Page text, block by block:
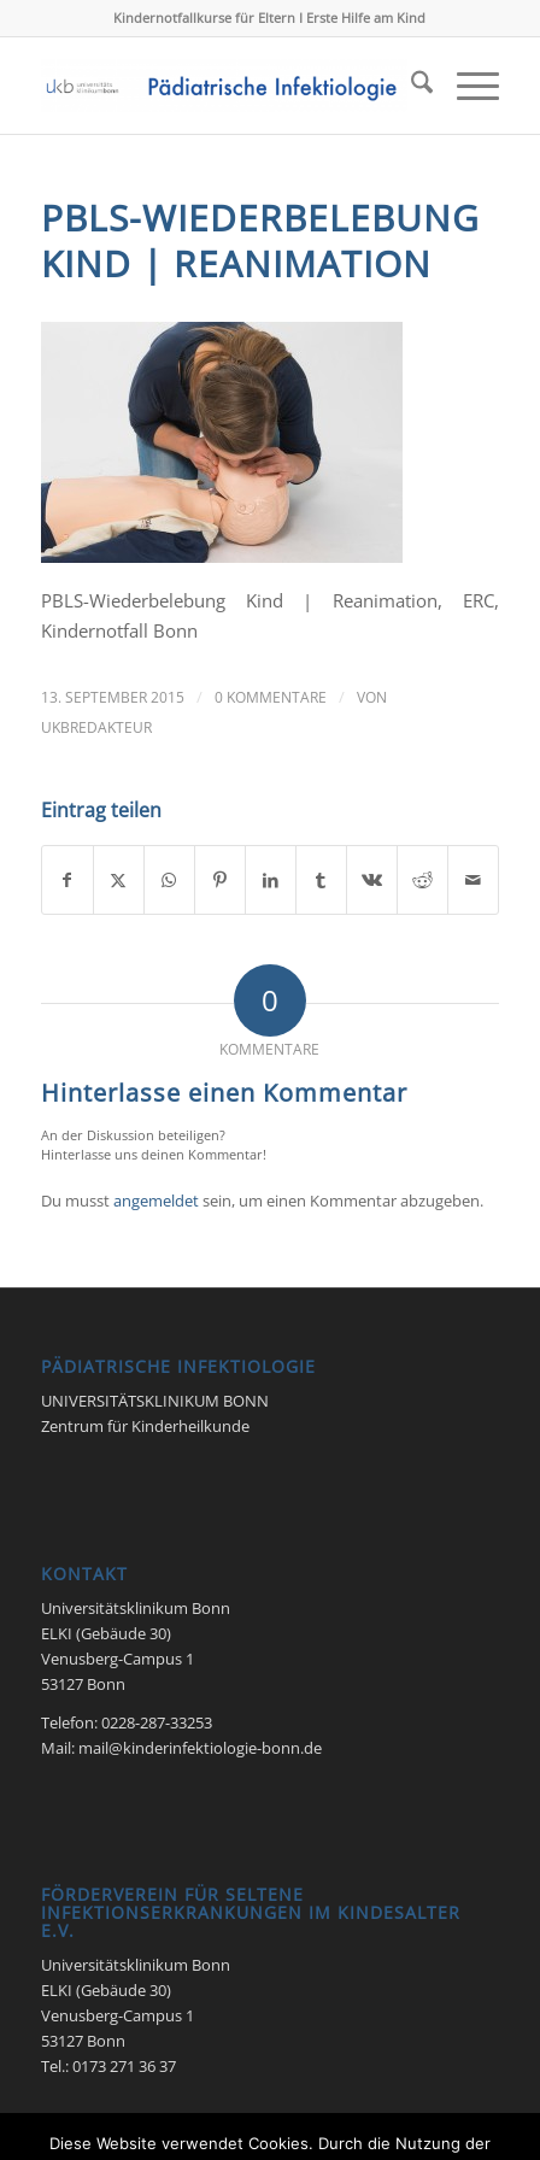
Kindernotfallkurse für Eltern I Erste Hilfe am Kind
PBLS-WIEDERBELEBUNG
KIND | REANIMATION
PBLS-Wiederbelebung Kind | Reanimation, ERC,
Kindernotfall Bonn
13. SEPTEMBER 2015 / 0 KOMMENTARE /
VON
UKBREDAKTEUR
Eintrag teilen
0
KOMMENTARE
Hinterlasse einen Kommentar
An der Diskussion beteiligen?
Hinterlasse uns deinen Kommentar!
Du musstangemeldetsein, um einen Kommentar abzugeben.
PÄDIATRISCHE INFEKTIOLOGIE
UNIVERSITÄTSKLINIKUM BONN
Zentrum für Kinderheilkunde
KONTAKT
Universitätsklinikum Bonn
ELKI (Gebäude 30)
Venusberg-Campus 1
53127 Bonn
Telefon: 0228-287-33253
Mail: mail@kinderinfektiologie-bonn.de
FÖRDERVEREIN FÜR SELTENE
INFEKTIONSERKRANKUNGEN IM KINDESALTER
E.V.
Universitätsklinikum Bonn
ELKI (Gebäude 30)
Venusberg-Campus 1
53127 Bonn
Tel.: 0173 271 36 37
Diese Website verwendet Cookies. Durch die Nutzung der